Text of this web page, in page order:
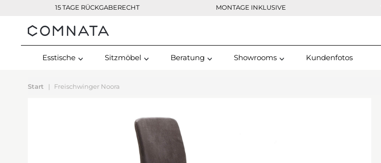
15 TAGE RÜCKGABERECHT MONTAGE INKLUSIVE
Kontakt
Esstische Sitzmöbel Beratung Showrooms Kundenfotos
Start Freischwinger Noora